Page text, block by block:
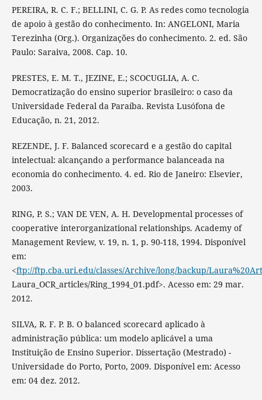
PEREIRA, R. C. F.; BELLINI, C. G. P. As redes como tecnologia
de apoio à gestão do conhecimento. In: ANGELONI, Maria
Terezinha (Org.). Organizações do conhecimento. 2. ed. São
Paulo: Saraiva, 2008. Cap. 10.
PRESTES, E. M. T., JEZINE, E.; SCOCUGLIA, A. C.
Democratização do ensino superior brasileiro: o caso da
Universidade Federal da Paraíba. Revista Lusófona de
Educação, n. 21, 2012.
REZENDE, J. F. Balanced scorecard e a gestão do capital
intelectual: alcançando a performance balanceada na
economia do conhecimento. 4. ed. Rio de Janeiro: Elsevier,
2003.
RING, P. S.; VAN DE VEN, A. H. Developmental processes of
cooperative interorganizational relationships. Academy of
Management Review, v. 19, n. 1, p. 90-118, 1994. Disponível
em:
<ftp://ftp.cba.uri.edu/classes/Archive/long/backup/
Laura_OCR_articles/Ring_1994_01.pdf>. Acesso em: 29 mar.
2012.
SILVA, R. F. P. B. O balanced scorecard aplicado à
administração pública: um modelo aplicável a uma
Instituição de Ensino Superior. Dissertação (Mestrado) -
Universidade do Porto, Porto, 2009. Disponível em: Acesso
em: 04 dez. 2012.